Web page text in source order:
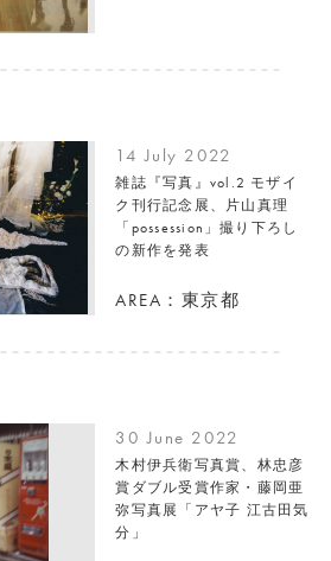
14 July 2022
雑誌『写真』vol.2 モザイ
ク刊行記念展、片山真理
「possession」撮り下ろし
の新作を発表
AREA：東京都
30 June 2022
木村伊兵衛写真賞、林忠彦
賞ダブル受賞作家・藤岡亜
弥写真展「アヤ子 江古田気
分」